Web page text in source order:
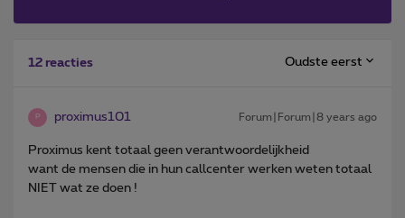
12 reacties Oudste eerst
P proximus101 Forum|Forum|8 years ago
Proximus kent totaal geen verantwoordelijkheid
want de mensen die in hun callcenter werken weten totaal
NIET wat ze doen !